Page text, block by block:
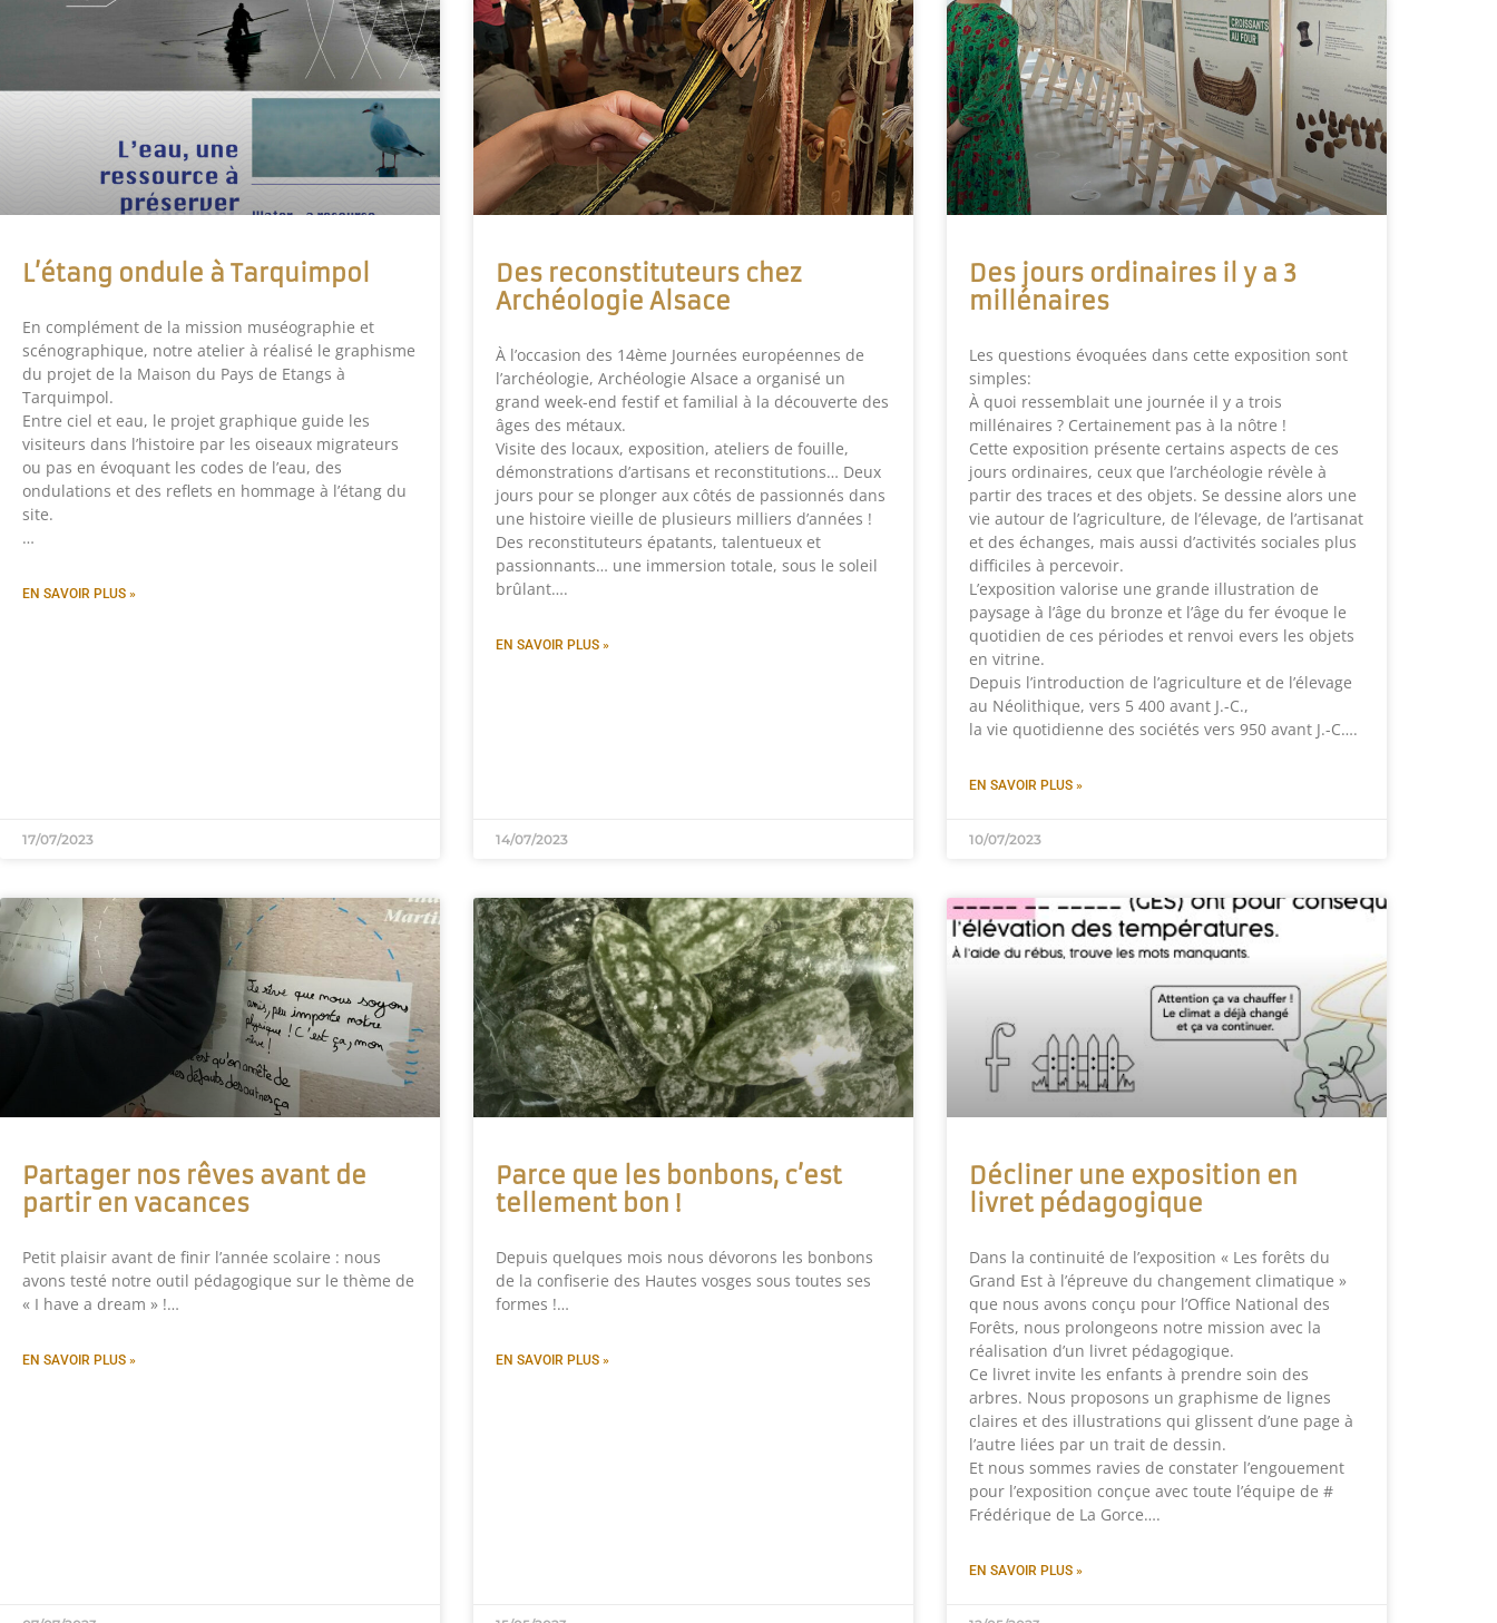
L’étang ondule à Tarquimpol
En complément de la mission muséographie et
scénographique, notre atelier à réalisé le graphisme
du projet de la Maison du Pays de Etangs à
Tarquimpol.
Entre ciel et eau, le projet graphique guide les
visiteurs dans l’histoire par les oiseaux migrateurs
ou pas en évoquant les codes de l’eau, des
ondulations et des reflets en hommage à l’étang du
site.
…
EN SAVOIR PLUS »
17/07/2023
Des reconstituteurs chez
Archéologie Alsace
À l’occasion des 14ème Journées européennes de
l’archéologie, Archéologie Alsace a organisé un
grand week-end festif et familial à la découverte des
âges des métaux.
Visite des locaux, exposition, ateliers de fouille,
démonstrations d’artisans et reconstitutions… Deux
jours pour se plonger aux côtés de passionnés dans
une histoire vieille de plusieurs milliers d’années !
Des reconstituteurs épatants, talentueux et
passionnants… une immersion totale, sous le soleil
brûlant….
EN SAVOIR PLUS »
14/07/2023
Des jours ordinaires il y a 3
millénaires
Les questions évoquées dans cette exposition sont
simples:
À quoi ressemblait une journée il y a trois
millénaires ? Certainement pas à la nôtre !
Cette exposition présente certains aspects de ces
jours ordinaires, ceux que l’archéologie révèle à
partir des traces et des objets. Se dessine alors une
vie autour de l’agriculture, de l’élevage, de l’artisanat
et des échanges, mais aussi d’activités sociales plus
difficiles à percevoir.
L’exposition valorise une grande illustration de
paysage à l’âge du bronze et l’âge du fer évoque le
quotidien de ces périodes et renvoi evers les objets
en vitrine.
Depuis l’introduction de l’agriculture et de l’élevage
au Néolithique, vers 5 400 avant J.-C.,
la vie quotidienne des sociétés vers 950 avant J.-C….
EN SAVOIR PLUS »
10/07/2023
Partager nos rêves avant de
partir en vacances
Petit plaisir avant de finir l’année scolaire : nous
avons testé notre outil pédagogique sur le thème de
« I have a dream » !…
EN SAVOIR PLUS »
Parce que les bonbons, c’est
tellement bon !
Depuis quelques mois nous dévorons les bonbons
de la confiserie des Hautes vosges sous toutes ses
formes !…
EN SAVOIR PLUS »
Décliner une exposition en
livret pédagogique
Dans la continuité de l’exposition « Les forêts du
Grand Est à l’épreuve du changement climatique »
que nous avons conçu pour l’Office National des
Forêts, nous prolongeons notre mission avec la
réalisation d’un livret pédagogique.
Ce livret invite les enfants à prendre soin des
arbres. Nous proposons un graphisme de lignes
claires et des illustrations qui glissent d’une page à
l’autre liées par un trait de dessin.
Et nous sommes ravies de constater l’engouement
pour l’exposition conçue avec toute l’équipe de #
Frédérique de La Gorce….
EN SAVOIR PLUS »